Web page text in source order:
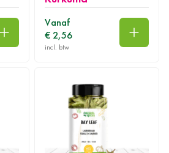
In winkelwagen
Vanaf
€ 2,56
In